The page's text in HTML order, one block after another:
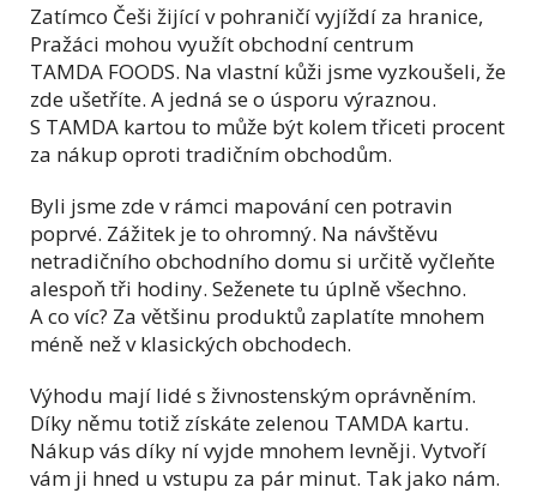
Zatímco Češi žijící v pohraničí vyjíždí za hranice,
Pražáci mohou využít obchodní centrum
TAMDA FOODS. Na vlastní kůži jsme vyzkoušeli, že
zde ušetříte. A jedná se o úsporu výraznou.
S TAMDA kartou to může být kolem třiceti procent
za nákup oproti tradičním obchodům.
Byli jsme zde v rámci mapování cen potravin
poprvé. Zážitek je to ohromný. Na návštěvu
netradičního obchodního domu si určitě vyčleňte
alespoň tři hodiny. Seženete tu úplně všechno.
A co víc? Za většinu produktů zaplatíte mnohem
méně než v klasických obchodech.
Výhodu mají lidé s živnostenským oprávněním.
Díky němu totiž získáte zelenou TAMDA kartu.
Nákup vás díky ní vyjde mnohem levněji. Vytvoří
vám ji hned u vstupu za pár minut. Tak jako nám.